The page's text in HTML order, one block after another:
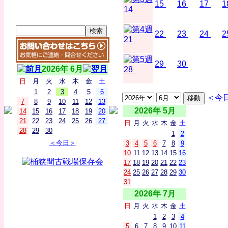
2026年 6月
日 月 火 水 木 金
土
1
2 3 4 5
6
7
8 9 10 11 12
13
14
15 16 17 18 19
20
21
22 23 24 25 26
27
28
29
30
＜今日＞
14
15 16 17
21
22 23 24
28
29 30
＜今
2026年 5月
日 月 火 水 木 金 土
1
2
3
4 5 6 7 8
9
10 11 12 13 14 15 16
17 18 19 20 21 22 23
24 25 26 27 28 29 30
31
2026年 7月
日 月 火 水 木 金 土
1
2 3
4
5
6 7 8 9 10 11